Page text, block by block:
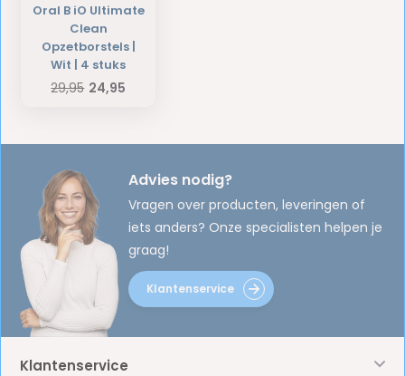
Oral B iO Ultimate
Clean
Opzetborstels |
Wit | 4 stuks
29,95 24,95
Advies nodig?
Vragen over producten, leveringen of
iets anders? Onze specialisten helpen je
graag!
Klantenservice
Klantenservice